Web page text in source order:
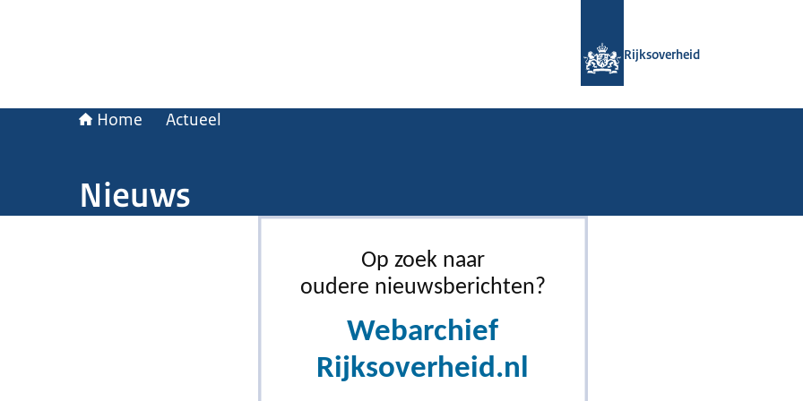
Rijksoverheid
Home Actueel
Nieuws